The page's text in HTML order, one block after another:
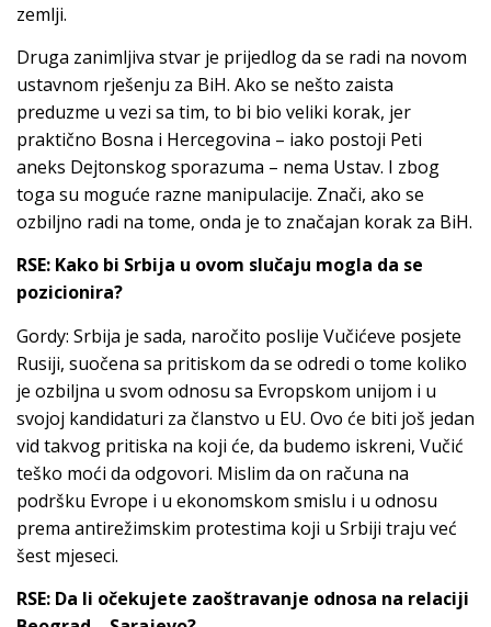
zemlji.
Druga zanimljiva stvar je prijedlog da se radi na novom
ustavnom rješenju za BiH. Ako se nešto zaista
preduzme u vezi sa tim, to bi bio veliki korak, jer
praktično Bosna i Hercegovina – iako postoji Peti
aneks Dejtonskog sporazuma – nema Ustav. I zbog
toga su moguće razne manipulacije. Znači, ako se
ozbiljno radi na tome, onda je to značajan korak za BiH.
RSE: Kako bi Srbija u ovom slučaju mogla da se
pozicionira?
Gordy: Srbija je sada, naročito poslije Vučićeve posjete
Rusiji, suočena sa pritiskom da se odredi o tome koliko
je ozbiljna u svom odnosu sa Evropskom unijom i u
svojoj kandidaturi za članstvo u EU. Ovo će biti još jedan
vid takvog pritiska na koji će, da budemo iskreni, Vučić
teško moći da odgovori. Mislim da on računa na
podršku Evrope i u ekonomskom smislu i u odnosu
prema antirežimskim protestima koji u Srbiji traju već
šest mjeseci.
RSE: Da li očekujete zaoštravanje odnosa na relaciji